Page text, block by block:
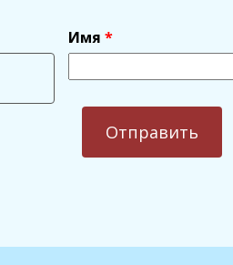
Имя